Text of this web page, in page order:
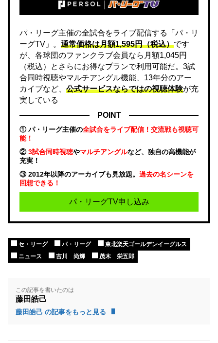
パ・リーグ主催の全試合をライブ配信する「パ・リ
ーグTV」。 通常価格は月額1,595円（税込）です
が、各球団のファンクラブ会員なら月額1,045円
（税込）とさらにお得なプランで利用可能だ。3試
合同時視聴やマルチアングル機能、13年分のアー
カイブなど、 公式サービスならではの視聴体験が充
実している
POINT
① パ・リーグ主催の全試合をライブ配信！交流戦も視聴可
能！
②3試合同時視聴やマルチアングルなど、独自の高機能が
充実！
③ 2012年以降のアーカイブも見放題。 過去の名シーンを
回想できる！
パ・リーグTV申し込み
セ・リーグ パ・リーグ
東北楽天ゴールデンイーグルス
ニュース
吉川 尚輝 茂木 栄五郎
この記事を書いたのは
藤田皓己
藤田皓己 の記事をもっと見る